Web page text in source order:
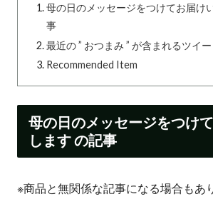
母の日のメッセージをつけてお届け
事
最近の ” おつまみ ” が含まれるツイー
Recommended Item
母の日のメッセージをつけ
します の記事
※商品と無関係な記事になる場合もあ